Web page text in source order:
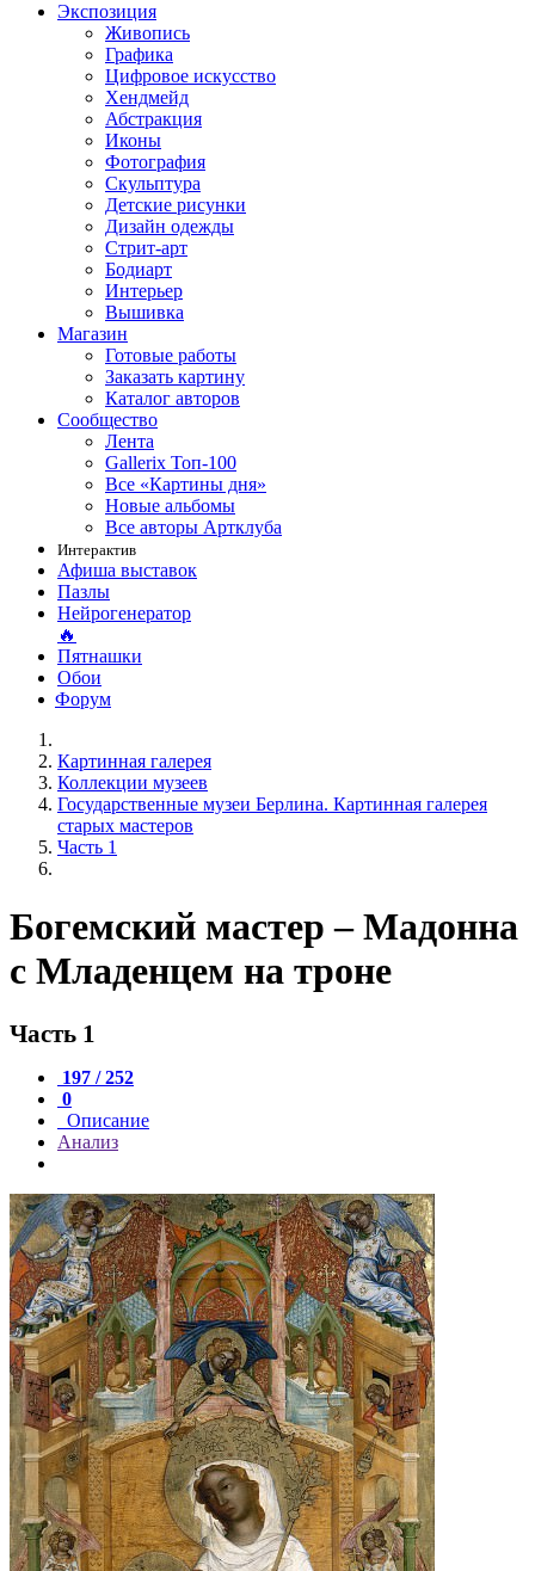
Экспозиция
Живопись
Графика
Цифровое искусство
Хендмейд
Абстракция
Иконы
Фотография
Скульптура
Детские рисунки
Дизайн одежды
Стрит-арт
Бодиарт
Интерьер
Вышивка
Магазин
Готовые работы
Заказать картину
Каталог авторов
Сообщество
Лента
Gallerix Топ-100
Все «Картины дня»
Новые альбомы
Все авторы Артклуба
Интерактив
Афиша выставок
Пазлы
Нейрогенератор
🔥
Пятнашки
Обои
Форум
Картинная галерея
Коллекции музеев
Государственные музеи Берлина. Картинная галерея
старых мастеров
Часть 1
Богемский мастер – Мадонна
с Младенцем на троне
Часть 1
197 / 252
0
Описание
Анализ